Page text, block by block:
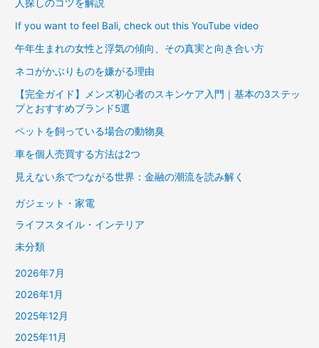
人探しのコツを解説
If you want to feel Bali, check out this YouTube video
午年生まれの女性と浮気の傾向、その真実と向き合い方
ネコがかぶりものを嫌がる理由
【完全ガイド】メンズ初心者のスキンケア入門｜基本の3ステッ
プとおすすめブランド5選
ペットを飼っている場合の動物臭
車を個人売買する方法は2つ
見えない糸でつながる世界：金融の潮流を読み解く
ガジェット・家電
ライフスタイル・インテリア
未分類
2026年7月
2026年1月
2025年12月
2025年11月